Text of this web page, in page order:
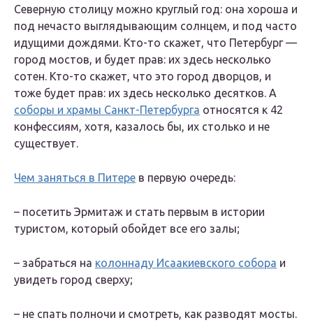
Северную столицу можно круглый год: она хороша и
под нечасто выглядывающим солнцем, и под часто
идущими дождями. Кто-то скажет, что Петербург —
город мостов, и будет прав: их здесь несколько
сотен. Кто-то скажет, что это город дворцов, и
тоже будет прав: их здесь несколько десятков. А
соборы и храмы Санкт-Петербурга относятся к 42
конфессиям, хотя, казалось бы, их столько и не
существует.
Чем заняться в Питере в первую очередь:
– посетить Эрмитаж и стать первым в истории
туристом, который обойдет все его залы;
– забраться на колоннаду Исаакиевского собора и
увидеть город сверху;
– не спать полночи и смотреть, как разводят мосты.